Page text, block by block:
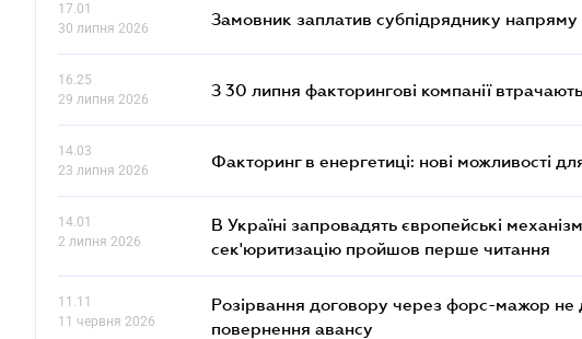
17.01
30 липня 2026
Замовник заплатив субпідряднику
16.25
29 липня 2026
З 30 липня факторингові компанії
14.03
23 липня 2026
Факторинг в енергетиці: нові можливості
14.01
2 липня 2026
В Україні запровадять європейські
сек'юритизацію пройшов перше читання
11.11
11 червня 2026
Розірвання договору через форс-мажор
повернення авансу